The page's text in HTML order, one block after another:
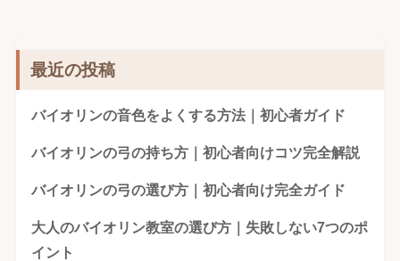
最近の投稿
バイオリンの音色をよくする方法｜初心者ガイド
バイオリンの弓の持ち方｜初心者向けコツ完全解説
バイオリンの弓の選び方｜初心者向け完全ガイド
大人のバイオリン教室の選び方｜失敗しない7つのポ
イント